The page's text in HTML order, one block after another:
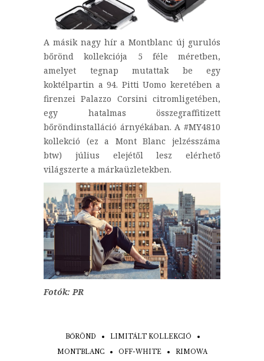
A másik nagy hír a Montblanc új gurulós
bőrönd kollekciója 5 féle méretben,
amelyet tegnap mutattak be egy
koktélpartin a 94. Pitti Uomo keretében a
firenzei Palazzo Corsini citromligetében,
egy hatalmas összegraffitizett
bőröndinstalláció árnyékában. A #MY4810
kollekció (ez a Mont Blanc jelzésszáma
btw) július elejétől lesz elérhető
világszerte a márkaüzletekben.
Fotók: PR
BŐRÖND
LIMITÁLT KOLLEKCIÓ
MONTBLANC
OFF-WHITE RIMOWA